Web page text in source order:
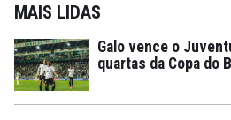
MAIS LIDAS
Galo vence o
quartas da Copa do